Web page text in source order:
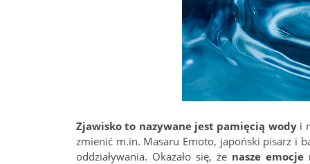
Zjawisko to nazywane jest pamięcią wody i
zmienić m.in. Masaru Emoto, japoński pisarz i
oddziaływania. Okazało się, że nasze